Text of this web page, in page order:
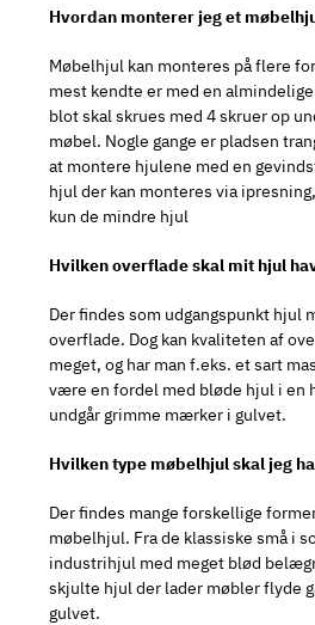
Hvordan monterer jeg et
Møbelhjul kan monteres på flere
mest kendte er med en
blot skal skrues med 4 skruer op
møbel. Nogle gange er pladsen
at montere hjulene med en
hjul der kan monteres via
kun de mindre hjul
Hvilken overflade skal mit hjul
Der findes som udgangspunkt hjul
overflade. Dog kan kvaliteten af
meget, og har man f.eks. et sart
være en fordel med bløde hjul i en
undgår grimme mærker i gulvet.
Hvilken type møbelhjul skal jeg
Der findes mange forskellige
møbelhjul. Fra de klassiske små i
industrihjul med meget blød
skjulte hjul der lader møbler flyde
gulvet.